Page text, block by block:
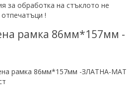
за обработка на стъклото не
!
рамка 86мм*157мм -
рамка 86мм*157мм -ЗЛАТНА-МАТ